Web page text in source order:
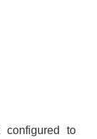
configured to